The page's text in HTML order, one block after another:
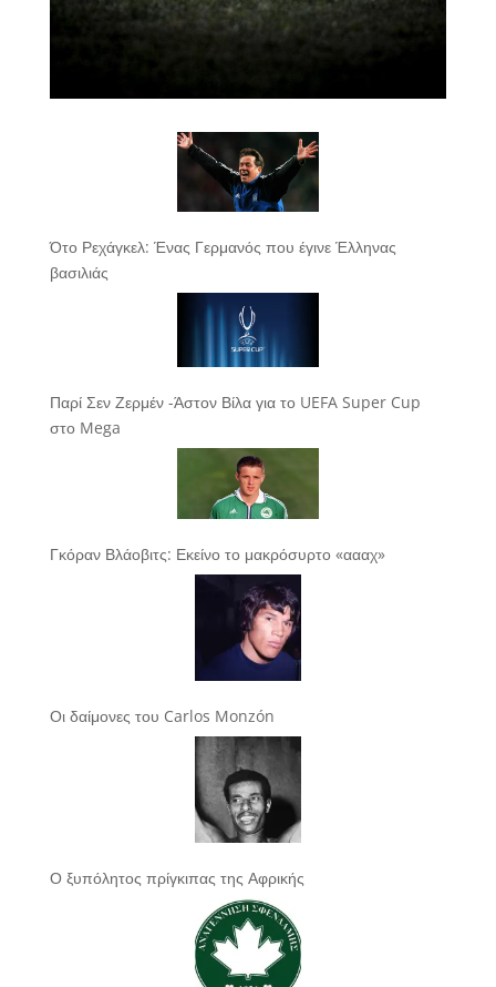
Ότο Ρεχάγκελ: Ένας Γερμανός που έγινε Έλληνας
βασιλιάς
Παρί Σεν Ζερμέν -Άστον Βίλα για το UEFA Super Cup
στο Mega
Γκόραν Βλάοβιτς: Εκείνο το μακρόσυρτο «αααχ»
Οι δαίμονες του Carlos Monzón
Ο ξυπόλητος πρίγκιπας της Αφρικής